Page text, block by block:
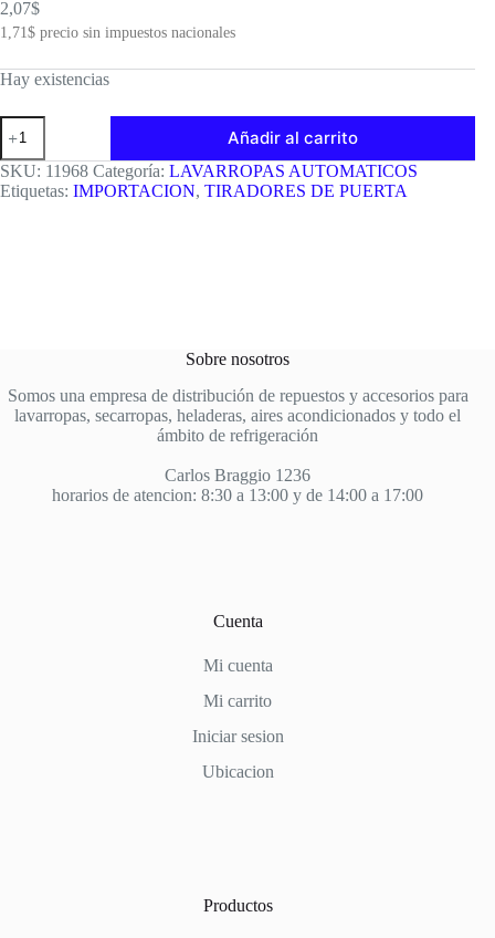
2,07$
1,71$ precio sin impuestos nacionales
Hay existencias
TIRADOR
SAMSUNG
DC64-
00773A
11968
Añadir al carrito
SKU: 11968 Categoría: LAVARROPAS AUTOMATICOS
Etiquetas: IMPORTACION, TIRADORES DE PUERTA
Sobre nosotros
Somos una empresa de distribución de repuestos y accesorios para
lavarropas, secarropas, heladeras, aires acondicionados y todo el
ámbito de refrigeración
Carlos Braggio 1236
horarios de atencion: 8:30 a 13:00 y de 14:00 a 17:00
Cuenta
Mi cuenta
Mi carrito
Iniciar sesion
Ubicacion
Productos